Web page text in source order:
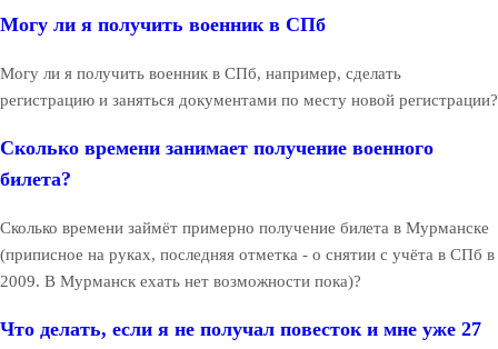
Могу ли я получить военник в СПб
Могу ли я получить военник в СПб, например, сделать
регистрацию и заняться документами по месту новой регистрации?
Сколько времени занимает получение военного
билета?
Сколько времени займёт примерно получение билета в Мурманске
(приписное на руках, последняя отметка - о снятии с учёта в СПб в
2009. В Мурманск ехать нет возможности пока)?
Что делать, если я не получал повесток и мне уже 27